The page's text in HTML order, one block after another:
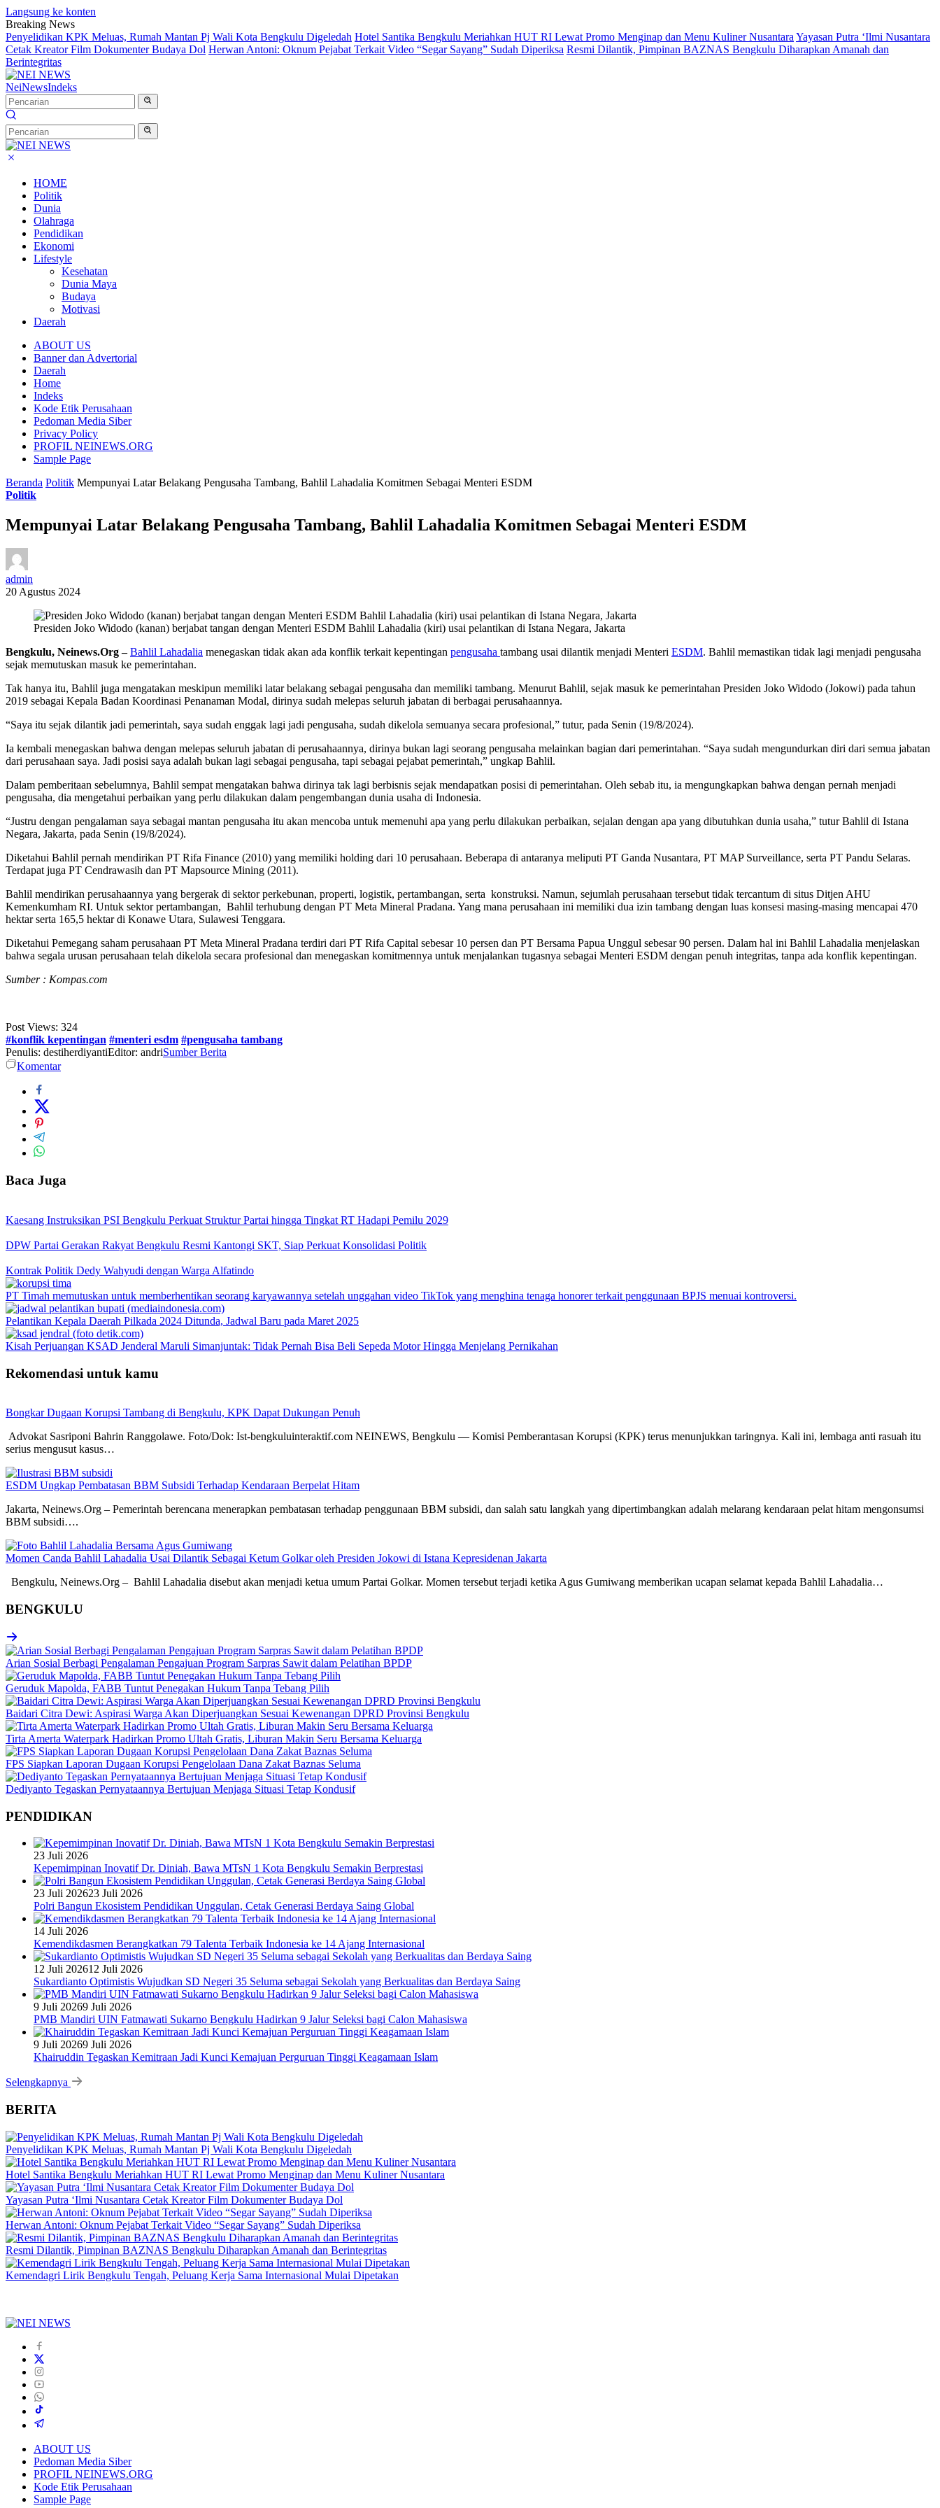
Langsung ke konten
Breaking News
Penyelidikan KPK Meluas, Rumah Mantan Pj Wali Kota Bengkulu Digeledah Hotel Santika Bengkulu Meriahkan HUT RI Lewat Promo Menginap dan Menu Kuliner Nusantara Yayasan Putra ‘Ilmi Nusantara
Cetak Kreator Film Dokumenter Budaya Dol Herwan Antoni: Oknum Pejabat Terkait Video “Segar Sayang” Sudah Diperiksa Resmi Dilantik, Pimpinan BAZNAS Bengkulu Diharapkan Amanah dan
Berintegritas
NeiNewsIndeks
HOME
Politik
Dunia
Olahraga
Pendidikan
Ekonomi
Lifestyle
Kesehatan
Dunia Maya
Budaya
Motivasi
Daerah
ABOUT US
Banner dan Advertorial
Daerah
Home
Indeks
Kode Etik Perusahaan
Pedoman Media Siber
Privacy Policy
PROFIL NEINEWS.ORG
Sample Page
Beranda Politik Mempunyai Latar Belakang Pengusaha Tambang, Bahlil Lahadalia Komitmen Sebagai Menteri ESDM
Politik
Mempunyai Latar Belakang Pengusaha Tambang, Bahlil Lahadalia Komitmen Sebagai Menteri ESDM
admin
20 Agustus 2024
Presiden Joko Widodo (kanan) berjabat tangan dengan Menteri ESDM Bahlil Lahadalia (kiri) usai pelantikan di Istana Negara, Jakarta
Bengkulu, Neinews.Org – Bahlil Lahadalia menegaskan tidak akan ada konflik terkait kepentingan pengusaha tambang usai dilantik menjadi Menteri ESDM. Bahlil memastikan tidak lagi menjadi pengusaha
sejak memutuskan masuk ke pemerintahan.
Tak hanya itu, Bahlil juga mengatakan meskipun memiliki latar belakang sebagai pengusaha dan memiliki tambang. Menurut Bahlil, sejak masuk ke pemerintahan Presiden Joko Widodo (Jokowi) pada tahun
2019 sebagai Kepala Badan Koordinasi Penanaman Modal, dirinya sudah melepas seluruh jabatan di berbagai perusahaannya.
“Saya itu sejak dilantik jadi pemerintah, saya sudah enggak lagi jadi pengusaha, sudah dikelola semuanya secara profesional,” tutur, pada Senin (19/8/2024).
Ia kembali menegaskan bahwa dengan melepas seluruh jabatan di perusahaannya, dirinya bukan lagi seorang pengusaha melainkan bagian dari pemerintahan. “Saya sudah mengundurkan diri dari semua jabatan
dari perusahaan saya. Jadi posisi saya adalah bukan lagi sebagai pengusaha, tapi sebagai pejabat pemerintah,” ungkap Bahlil.
Dalam pemberitaan sebelumnya, Bahlil sempat mengatakan bahwa dirinya tak lagi berbisnis sejak mendapatkan posisi di pemerintahan. Oleh sebab itu, ia mengungkapkan bahwa dengan pernah menjadi
pengusaha, dia mengetahui perbaikan yang perlu dilakukan dalam pengembangan dunia usaha di Indonesia.
“Justru dengan pengalaman saya sebagai mantan pengusaha itu akan mencoba untuk memenuhi apa yang perlu dilakukan perbaikan, sejalan dengan apa yang dibutuhkan dunia usaha,” tutur Bahlil di Istana
Negara, Jakarta, pada Senin (19/8/2024).
Diketahui Bahlil pernah mendirikan PT Rifa Finance (2010) yang memiliki holding dari 10 perusahaan. Beberapa di antaranya meliputi PT Ganda Nusantara, PT MAP Surveillance, serta PT Pandu Selaras.
Terdapat juga PT Cendrawasih dan PT Mapsource Mining (2011).
Bahlil mendirikan perusahaannya yang bergerak di sektor perkebunan, properti, logistik, pertambangan, serta konstruksi. Namun, sejumlah perusahaan tersebut tidak tercantum di situs Ditjen AHU
Kemenkumham RI. Untuk sektor pertambangan, Bahlil terhubung dengan PT Meta Mineral Pradana. Yang mana perusahaan ini memiliki dua izin tambang dengan luas konsesi masing-masing mencapai 470
hektar serta 165,5 hektar di Konawe Utara, Sulawesi Tenggara.
Diketahui Pemegang saham perusahaan PT Meta Mineral Pradana terdiri dari PT Rifa Capital sebesar 10 persen dan PT Bersama Papua Unggul sebesar 90 persen. Dalam hal ini Bahlil Lahadalia menjelaskan
bahwa segala urusan perusahaan telah dikelola secara profesional dan menegaskan komitmennya untuk menjalankan tugasnya sebagai Menteri ESDM dengan penuh integritas, tanpa ada konflik kepentingan.
Sumber : Kompas.com
Post Views: 324
#konflik kepentingan #menteri esdm #pengusaha tambang
Penulis: destiherdiyantiEditor: andriSumber Berita
Komentar
Baca Juga
Kaesang Instruksikan PSI Bengkulu Perkuat Struktur Partai hingga Tingkat RT Hadapi Pemilu 2029
DPW Partai Gerakan Rakyat Bengkulu Resmi Kantongi SKT, Siap Perkuat Konsolidasi Politik
Kontrak Politik Dedy Wahyudi dengan Warga Alfatindo
PT Timah memutuskan untuk memberhentikan seorang karyawannya setelah unggahan video TikTok yang menghina tenaga honorer terkait penggunaan BPJS menuai kontroversi.
Pelantikan Kepala Daerah Pilkada 2024 Ditunda, Jadwal Baru pada Maret 2025
Kisah Perjuangan KSAD Jenderal Maruli Simanjuntak: Tidak Pernah Bisa Beli Sepeda Motor Hingga Menjelang Pernikahan
Rekomendasi untuk kamu
Bongkar Dugaan Korupsi Tambang di Bengkulu, KPK Dapat Dukungan Penuh
Advokat Sasriponi Bahrin Ranggolawe. Foto/Dok: Ist-bengkuluinteraktif.com NEINEWS, Bengkulu — Komisi Pemberantasan Korupsi (KPK) terus menunjukkan taringnya. Kali ini, lembaga anti rasuah itu
serius mengusut kasus…
ESDM Ungkap Pembatasan BBM Subsidi Terhadap Kendaraan Berpelat Hitam
Jakarta, Neinews.Org – Pemerintah berencana menerapkan pembatasan terhadap penggunaan BBM subsidi, dan salah satu langkah yang dipertimbangkan adalah melarang kendaraan pelat hitam mengonsumsi
BBM subsidi….
Momen Canda Bahlil Lahadalia Usai Dilantik Sebagai Ketum Golkar oleh Presiden Jokowi di Istana Kepresidenan Jakarta
Bengkulu, Neinews.Org – Bahlil Lahadalia disebut akan menjadi ketua umum Partai Golkar. Momen tersebut terjadi ketika Agus Gumiwang memberikan ucapan selamat kepada Bahlil Lahadalia…
BENGKULU
Arian Sosial Berbagi Pengalaman Pengajuan Program Sarpras Sawit dalam Pelatihan BPDP
Geruduk Mapolda, FABB Tuntut Penegakan Hukum Tanpa Tebang Pilih
Baidari Citra Dewi: Aspirasi Warga Akan Diperjuangkan Sesuai Kewenangan DPRD Provinsi Bengkulu
Tirta Amerta Waterpark Hadirkan Promo Ultah Gratis, Liburan Makin Seru Bersama Keluarga
FPS Siapkan Laporan Dugaan Korupsi Pengelolaan Dana Zakat Baznas Seluma
Dediyanto Tegaskan Pernyataannya Bertujuan Menjaga Situasi Tetap Kondusif
PENDIDIKAN
23 Juli 2026
Kepemimpinan Inovatif Dr. Diniah, Bawa MTsN 1 Kota Bengkulu Semakin Berprestasi
23 Juli 202623 Juli 2026
Polri Bangun Ekosistem Pendidikan Unggulan, Cetak Generasi Berdaya Saing Global
14 Juli 2026
Kemendikdasmen Berangkatkan 79 Talenta Terbaik Indonesia ke 14 Ajang Internasional
12 Juli 202612 Juli 2026
Sukardianto Optimistis Wujudkan SD Negeri 35 Seluma sebagai Sekolah yang Berkualitas dan Berdaya Saing
9 Juli 20269 Juli 2026
PMB Mandiri UIN Fatmawati Sukarno Bengkulu Hadirkan 9 Jalur Seleksi bagi Calon Mahasiswa
9 Juli 20269 Juli 2026
Khairuddin Tegaskan Kemitraan Jadi Kunci Kemajuan Perguruan Tinggi Keagamaan Islam
Selengkapnya
BERITA
Penyelidikan KPK Meluas, Rumah Mantan Pj Wali Kota Bengkulu Digeledah
Hotel Santika Bengkulu Meriahkan HUT RI Lewat Promo Menginap dan Menu Kuliner Nusantara
Yayasan Putra ‘Ilmi Nusantara Cetak Kreator Film Dokumenter Budaya Dol
Herwan Antoni: Oknum Pejabat Terkait Video “Segar Sayang” Sudah Diperiksa
Resmi Dilantik, Pimpinan BAZNAS Bengkulu Diharapkan Amanah dan Berintegritas
Kemendagri Lirik Bengkulu Tengah, Peluang Kerja Sama Internasional Mulai Dipetakan
ABOUT US
Pedoman Media Siber
PROFIL NEINEWS.ORG
Kode Etik Perusahaan
Sample Page